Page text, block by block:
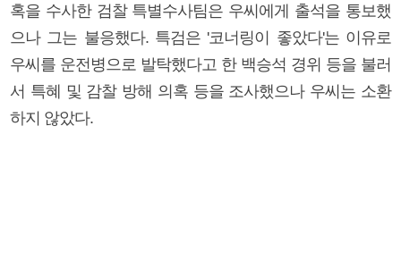
혹을 수사한 검찰 특별수사팀은 우씨에게 출석을 통보했
으나 그는 불응했다. 특검은 '코너링이 좋았다'는 이유로
우씨를 운전병으로 발탁했다고 한 백승석 경위 등을 불러
서 특혜 및 감찰 방해 의혹 등을 조사했으나 우씨는 소환
하지 않았다.